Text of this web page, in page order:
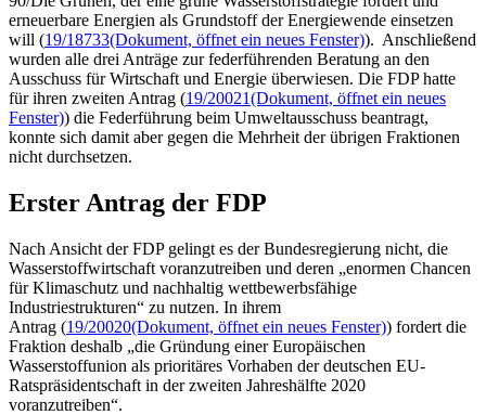
erneuerbare Energien als Grundstoff der Energiewende einsetzen
will (19/18733(Dokument, öffnet ein neues Fenster)). Anschließend
wurden alle drei Anträge zur federführenden Beratung an den
Ausschuss für Wirtschaft und Energie überwiesen. Die FDP hatte
für ihren zweiten Antrag (19/20021(Dokument, öffnet ein neues
Fenster)) die Federführung beim Umweltausschuss beantragt,
konnte sich damit aber gegen die Mehrheit der übrigen Fraktionen
nicht durchsetzen.
Erster Antrag der FDP
Nach Ansicht der FDP gelingt es der Bundesregierung nicht, die
Wasserstoffwirtschaft voranzutreiben und deren „enormen Chancen
für Klimaschutz und nachhaltig wettbewerbsfähige
Industriestrukturen“ zu nutzen. In ihrem
Antrag (19/20020(Dokument, öffnet ein neues Fenster)) fordert die
Fraktion deshalb „die Gründung einer Europäischen
Wasserstoffunion als prioritäres Vorhaben der deutschen EU-
Ratspräsidentschaft in der zweiten Jahreshälfte 2020
voranzutreiben“.